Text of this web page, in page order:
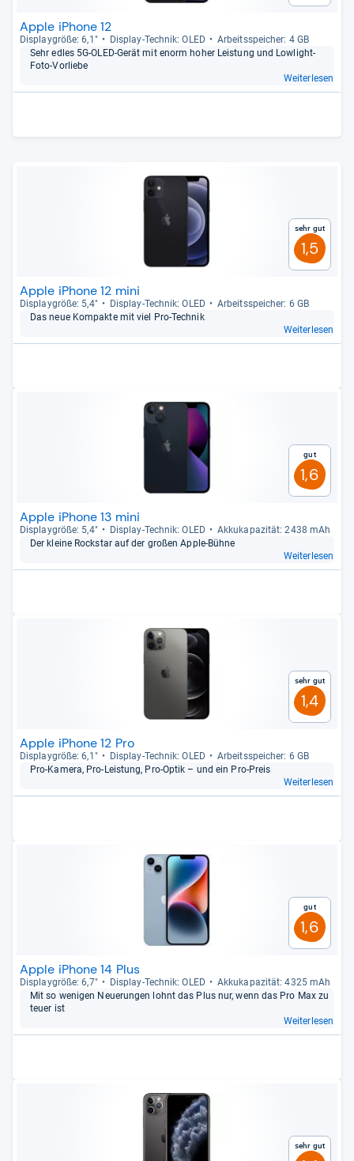
Apple iPhone 12
Dis­play­größe: 6,1" Dis­play-​Tech­nik: OLED
Arbeitsspei­cher: 4 GB
Sehr edles 5G-​OLED-​Gerät mit enorm hoher Leis­tung und Low­light-​
Foto-​Vor­liebe
Weiterlesen
Sehr gut
1,5
Apple iPhone 12 mini
Dis­play­größe: 5,4" Dis­play-​Tech­nik: OLED
Arbeitsspei­cher: 6 GB
Das neue Kom­pakte mit viel Pro-​Tech­nik
Weiterlesen
Gut
1,6
Apple iPhone 13 mini
Dis­play­größe: 5,4" Dis­play-​Tech­nik: OLED
Akku­ka­pa­zi­tät: 2438 mAh
Der kleine Rock­star auf der großen Apple-​Bühne
Weiterlesen
Sehr gut
1,4
Apple iPhone 12 Pro
Dis­play­größe: 6,1" Dis­play-​Tech­nik: OLED
Arbeitsspei­cher: 6 GB
Pro-​Kamera, Pro-​Leis­tung, Pro-​Optik – und ein Pro-​Preis
Weiterlesen
Gut
1,6
Apple iPhone 14 Plus
Dis­play­größe: 6,7" Dis­play-​Tech­nik: OLED
Akku­ka­pa­zi­tät: 4325 mAh
Mit so weni­gen Neue­run­gen lohnt das Plus nur, wenn das Pro Max zu
teuer ist
Weiterlesen
Sehr gut